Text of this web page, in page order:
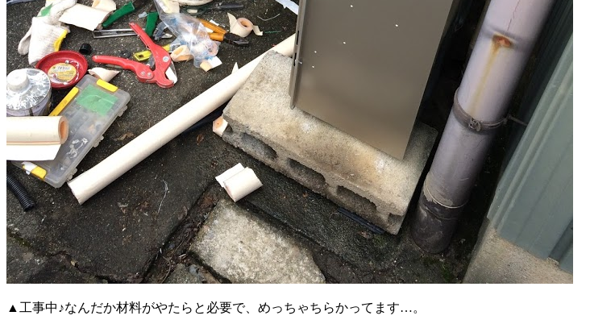
▲工事中♪なんだか材料がやたらと必要で、めっちゃちらかってます…。